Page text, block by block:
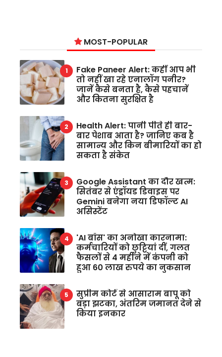
MOST-POPULAR
Fake Paneer Alert: कहीं आप भी
तो नहीं खा रहे एनालॉग पनीर?
जानें कैसे बनता है, कैसे पहचानें
और कितना सुरक्षित है
Health Alert: पानी पीते ही बार-
बार पेशाब आता है? जानिए कब है
सामान्य और किन बीमारियों का हो
सकता है संकेत
Google Assistant का दौर खत्म:
सितंबर से एंड्रॉयड डिवाइस पर
Gemini बनेगा नया डिफॉल्ट AI
असिस्टेंट
'AI बॉस' का अनोखा कारनामा:
कर्मचारियों को छुट्टियां दीं, गलत
फैसलों से 4 महीने में कंपनी को
हुआ 60 लाख रुपये का नुकसान
सुप्रीम कोर्ट से आसाराम बापू को
बड़ा झटका, अंतरिम जमानत देने से
किया इनकार